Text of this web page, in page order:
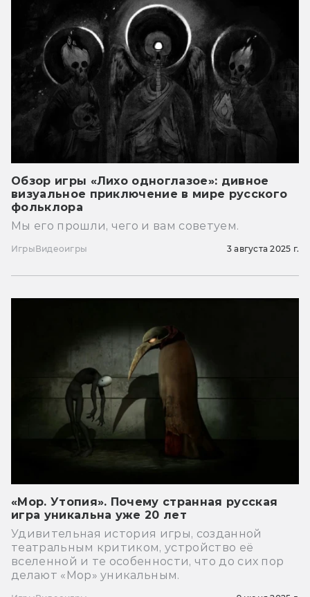
Обзор игры «Лихо одноглазое»: дивное
визуальное приключение в мире русского
фольклора
Мы его прошли, чего и вам советуем.
ИгрыВидеоигры 3 августа 2025 г.
«Мор. Утопия». Почему странная русская
игра уникальна уже 20 лет
Удивительная история игры, созданной
театральным критиком, устройство её
вселенной и те особенности, что до сих пор
делают «Мор» уникальным.